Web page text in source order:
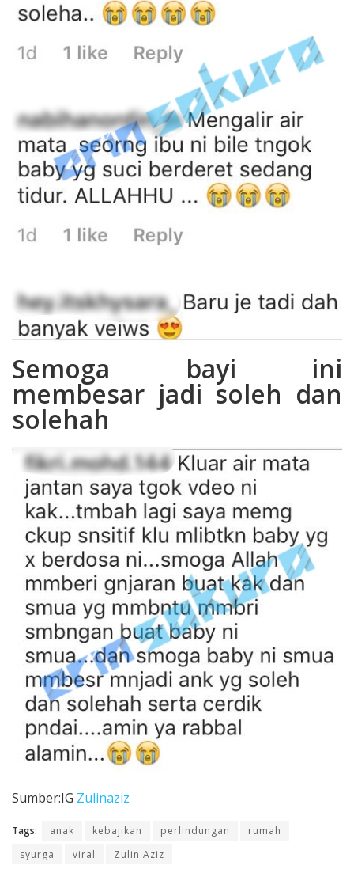
Semoga bayi ini
membesar jadi soleh dan
solehah
Sumber:IG Zulinaziz
Tags: anak kebajikan perlindungan
rumah
syurga
viral Zulin Aziz